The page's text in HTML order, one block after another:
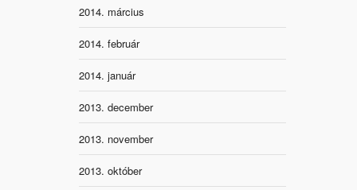
2014. március
2014. február
2014. január
2013. december
2013. november
2013. október